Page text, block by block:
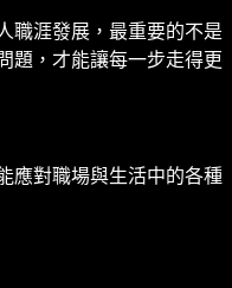
職涯發展，最重要的不是
題，才能讓每一步走得更
應對職場與生活中的各種